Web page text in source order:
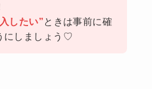
したい” ときは事前に確
にしましょう♡